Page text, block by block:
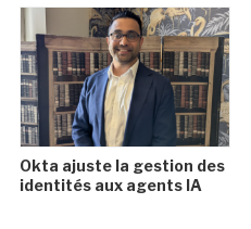
Okta ajuste la gestion des
identités aux agents IA